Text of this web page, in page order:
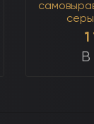
1
В